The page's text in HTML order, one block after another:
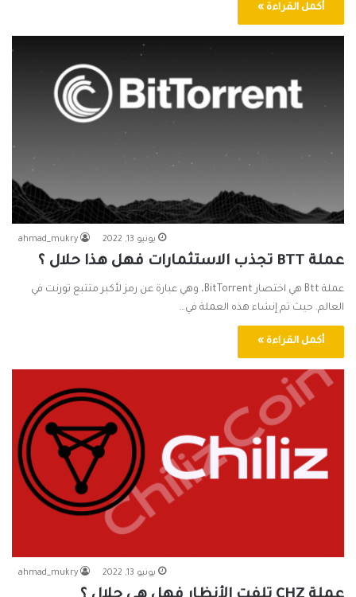
أكمل القراءة »
ahmad_mukry يونيو 13, 2022
عملة BTT تجذب الاستثمارات فهل هذا حلال ؟
عملة Btt هي اختصار BitTorrent، وهي عبارة عن رمز لأكبر متتبع تورنت في
العالم. حيث تم إنشاء هذه العملة في…
أكمل القراءة »
ahmad_mukry يونيو 13, 2022